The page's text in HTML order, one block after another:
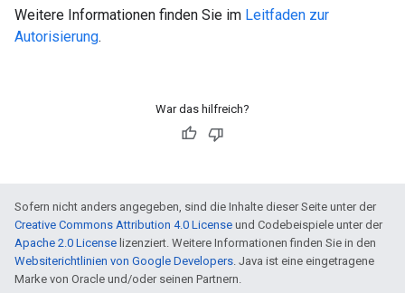
Weitere Informationen finden Sie im Leitfaden zur
Autorisierung.
War das hilfreich?
Sofern nicht anders angegeben, sind die Inhalte dieser Seite unter der
Creative Commons Attribution 4.0 License und Codebeispiele unter der
Apache 2.0 License lizenziert. Weitere Informationen finden Sie in den
Websiterichtlinien von Google Developers. Java ist eine eingetragene
Marke von Oracle und/oder seinen Partnern.